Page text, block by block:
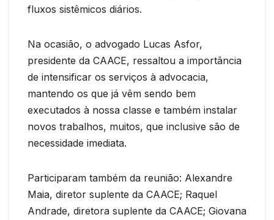
fluxos sistêmicos diários.
Na ocasião, o advogado Lucas Asfor,
presidente da CAACE, ressaltou a importância
de intensificar os serviços à advocacia,
mantendo os que já vêm sendo bem
executados à nossa classe e também instalar
novos trabalhos, muitos, que inclusive são de
necessidade imediata.
Participaram também da reunião: Alexandre
Maia, diretor suplente da CAACE; Raquel
Andrade, diretora suplente da CAACE; Giovana